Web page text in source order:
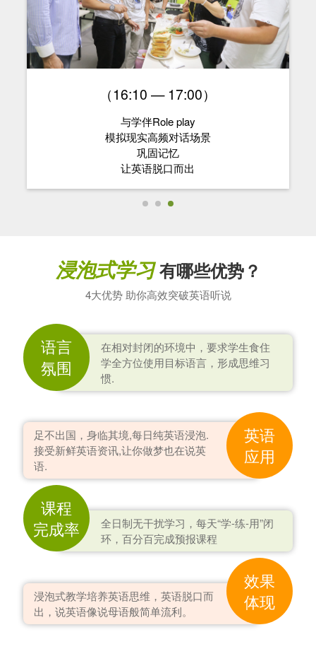
（16:10 — 17:00）
与学伴Role play
模拟现实高频对话场景
巩固记忆
让英语脱口而出
浸泡式学习有哪些优势？
4大优势 助你高效突破英语听说
语言
氛围
在相对封闭的环境中，要求学生食住
学全方位使用目标语言，形成思维习
惯.
英语
应用
足不出国，身临其境,每日纯英语浸泡.
接受新鲜英语资讯,让你做梦也在说英
语.
课程
完成率
全日制无干扰学习，每天“学-练-用”闭
环，百分百完成预报课程
效果
体现
浸泡式教学培养英语思维，英语脱口而
出，说英语像说母语般简单流利。